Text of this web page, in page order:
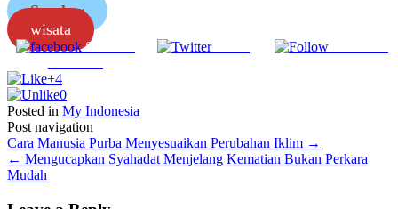
Sumber
wisata
Share on
+4
0
Posted in My Indonesia
Post navigation
Cara Manusia Purba Menyesuaikan Perubahan Iklim →
← Mengucapkan Syahadat Menjelang Kematian Bukan Perkara
Mudah